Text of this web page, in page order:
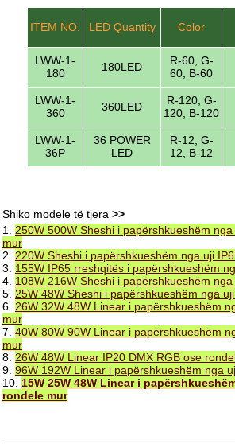
ITEM NO. LED Quantity Color
LWW-1-
180
180LED
R-60, G-
60, B-60
LWW-1-
360
360LED
R-120, G-
120, B-120
LWW-1-
36P
36 POWER
LED
R-12, G-
12, B-12
Shiko modele të tjera >>
1. 250W 500W Sheshi i papërshkueshëm
mur
2. 220W Sheshi i papërshkueshëm nga uji
3. 155W IP65 rreshqitës i papërshkueshëm
4. 108W 216W Sheshi i papërshkueshëm
5. 25W 48W Sheshi i papërshkueshëm nga
6. 26W 32W 48W Linear i papërshkueshëm
mur
7. 40W 80W 90W Linear i papërshkueshëm
mur
8. 26W 48W Linear IP20 DMX RGB ose
9. 96W 192W Linear i papërshkueshëm nga
10. 15W 25W 48W Linear i
rondele mur